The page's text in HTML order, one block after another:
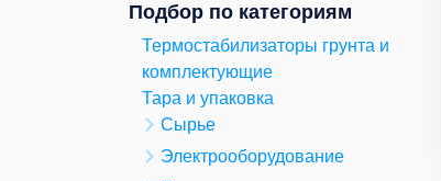
Подбор по категориям
Термостабилизаторы грунта и
комплектующие
Тара и упаковка
Сырье
Электрооборудование